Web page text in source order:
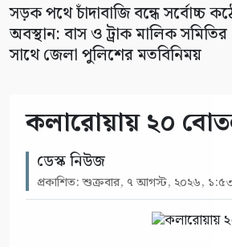
সড়ক পথে চাঁদাবাজি বন্ধে সর্বোচ্চ
অবস্থান: বাস ও ট্রাক মালিক সমিতির
সাথে জেলা পুলিশের মতবিনিময়
কলারোয়ায় ২০
ডেস্ক নিউজ
প্রকাশিত: শুক্রবার, ৭ আগস্ট, ২০২৬, ১:৫৩